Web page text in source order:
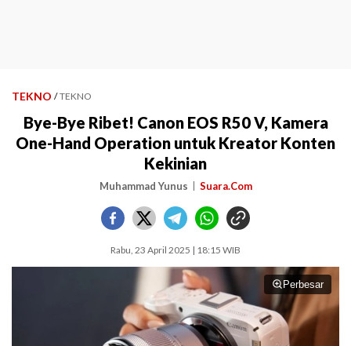
TEKNO / TEKNO
Bye-Bye Ribet! Canon EOS R50 V, Kamera
One-Hand Operation untuk Kreator Konten
Kekinian
Muhammad Yunus Suara.Com
Rabu, 23 April 2025 | 18:15 WIB
Perbesar